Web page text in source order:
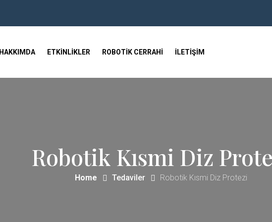
HAKKIMDA ETKINLIKLER ROBOTIK CERRAHI İLETIŞIM
Robotik Kısmi Diz
Home Tedaviler Robotik Kısmi Diz Protezi